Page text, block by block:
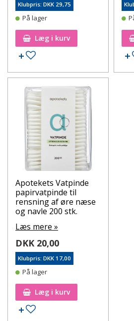
Klubpris: DKK 29,75
På lager
Læg i kurv
Tilføj til ønskeseddel
Apotekets Vatpinde
papirvatpinde til
rensning af øre næse
og navle 200 stk.
Læs mere »
DKK 20,00
Klubpris: DKK 17,00
På lager
Læg i kurv
Tilføj til ønskeseddel